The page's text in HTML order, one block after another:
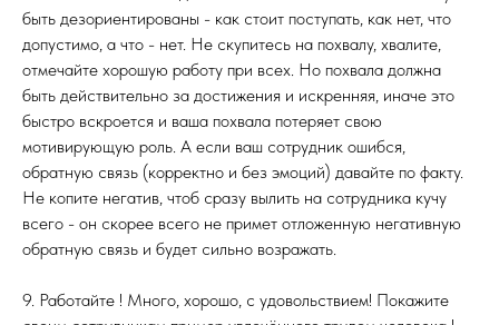
быть дезориентированы - как стоит поступать, как нет, что
допустимо, а что - нет. Не скупитесь на похвалу, хвалите,
отмечайте хорошую работу при всех. Но похвала должна
быть действительно за достижения и искренняя, иначе это
быстро вскроется и ваша похвала потеряет свою
мотивирующую роль. А если ваш сотрудник ошибся,
обратную связь (корректно и без эмоций) давайте по факту.
Не копите негатив, чтоб сразу вылить на сотрудника кучу
всего - он скорее всего не примет отложенную негативную
обратную связь и будет сильно возражать.
9. Работайте ! Много, хорошо, с удовольствием! Покажите